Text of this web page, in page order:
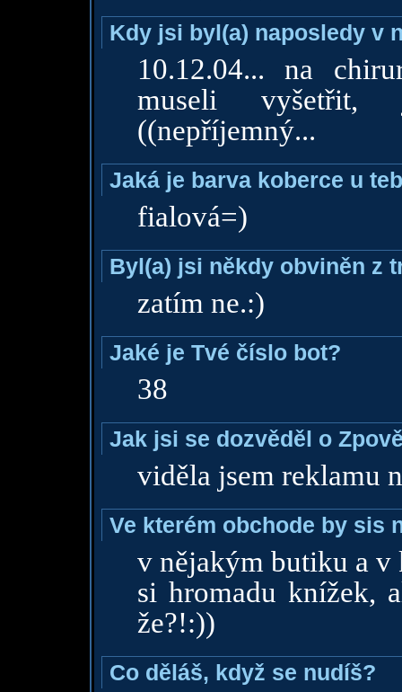
Kdy jsi byl(a) naposledy v
10.12.04... na
museli vyšetřit,
((nepříjemný...
Jaká je barva koberce u
fialová=)
Byl(a) jsi někdy obviněn z
zatím ne.:)
Jaké je Tvé číslo bot?
38
Jak jsi se dozvěděl o
viděla jsem reklamu
Ve kterém obchode by sis
v nějakým butiku a
si hromadu knížek,
že?!:))
Co děláš, když se nudíš?